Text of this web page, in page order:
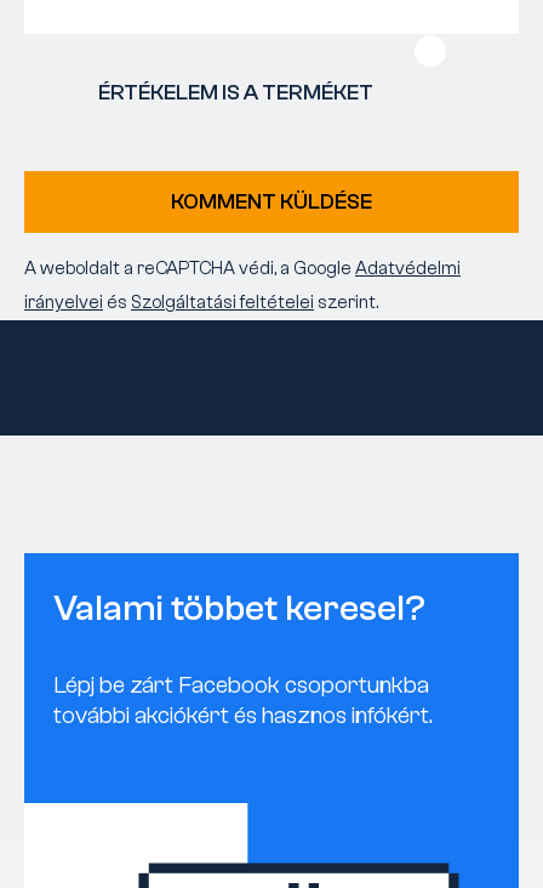
ÉRTÉKELEM IS A TERMÉKET
KOMMENT KÜLDÉSE
A weboldalt a reCAPTCHA védi, a Google Adatvédelmi
irányelvei és Szolgáltatási feltételei szerint.
Valami többet keresel?
Lépj be zárt Facebook csoportunkba
további akciókért és hasznos infókért.